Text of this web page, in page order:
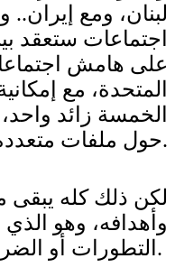
لبنان، ومع
اجتماعات ستعقد
على هامش
المتحدة، مع
الخمسة زائد
حول ملفات متعددة ونزع فتائل التفجير.
لكن ذلك كله يبقى
وأهدافه، وهو
التطورات أو الضربات لتخدم لعبته.